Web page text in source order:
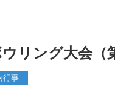
リング大会（
行事